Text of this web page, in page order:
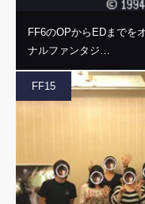
FF6のOPからEDまでを
ナルファンタジ…
FF15